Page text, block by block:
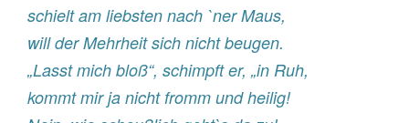
schielt am liebsten nach `ner Maus,
will der Mehrheit sich nicht beugen.
„Lasst mich bloß“, schimpft er, „in Ruh,
kommt mir ja nicht fromm und heilig!